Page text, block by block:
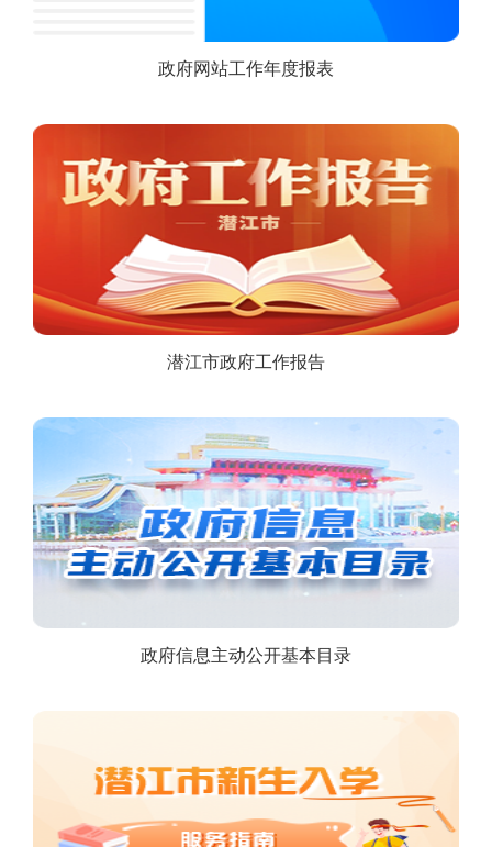
政府网站工作年度报表
潜江市政府工作报告
政府信息主动公开基本目录